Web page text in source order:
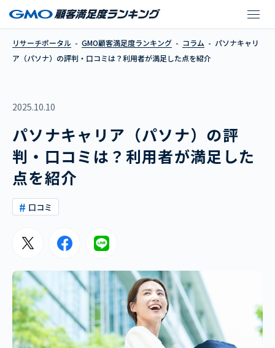
パソナキャリア（パ
リサーチポータル GMO顧客満足度ランキング コラム
パソナキャリ
ア（パソナ）の評判・口コミは？利用者が満足した点を紹介
2025.10.10
パソナキャリア（パソナ）の評
判・口コミは？利用者が満足した
点を紹介
口コミ